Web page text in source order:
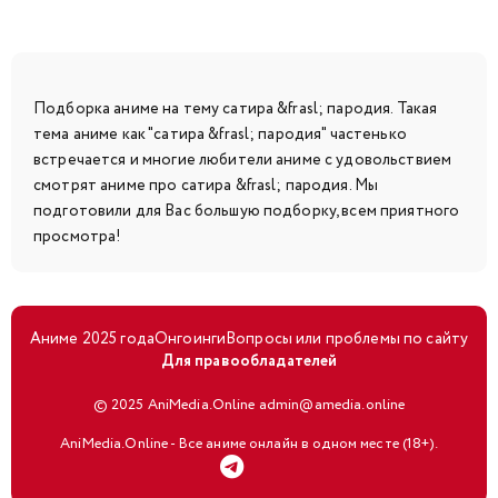
Подборка аниме на тему сатира &frasl; пародия. Такая
тема аниме как "сатира &frasl; пародия" частенько
встречается и многие любители аниме с удовольствием
смотрят аниме про сатира &frasl; пародия. Мы
подготовили для Вас большую подборку, всем приятного
просмотра!
Аниме 2025 годаОнгоингиВопросы или проблемы по сайту
Для правообладателей
© 2025 AniMedia.Online admin@amedia.online
AniMedia.Online - Все аниме онлайн в одном месте (18+).